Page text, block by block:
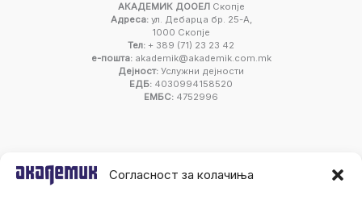
Согласност за колачиња
АКАДЕМИК ДООЕЛСкопје
Адреса:ул. Дебарца бр. 25-А,
1000 Скопје
Тел: + 389 (71) 23 23 42
е-пошта:akademik@akademik.com.mk
Дејност: Услужни дејности
ЕДБ: 4030994158520
ЕМБС: 4752996